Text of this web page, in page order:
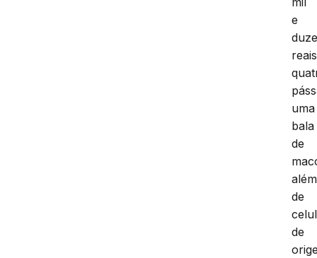
e
uma
bala
de
além
de
de